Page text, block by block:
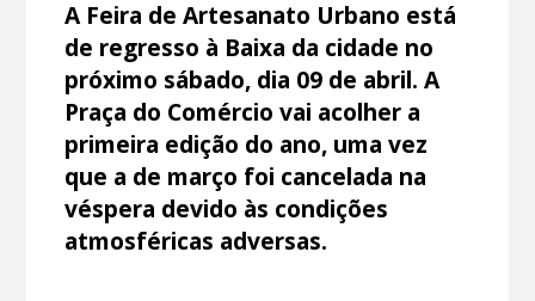
A Feira de Artesanato Urbano está
de regresso à Baixa da cidade no
próximo sábado, dia 09 de abril. A
Praça do Comércio vai acolher a
primeira edição do ano, uma vez
que a de março foi cancelada na
véspera devido às condições
atmosféricas adversas.